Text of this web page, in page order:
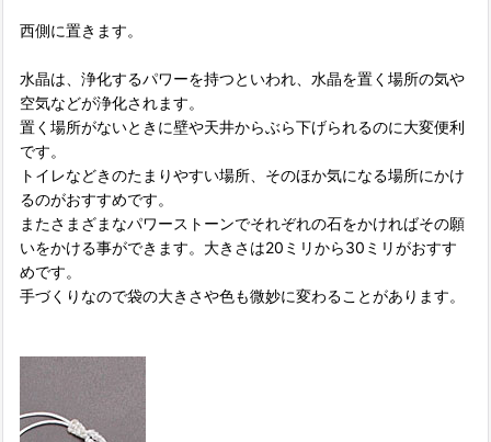
西側に置きます。
水晶は、浄化するパワーを持つといわれ、水晶を置く場所の気や
空気などが浄化されます。
置く場所がないときに壁や天井からぶら下げられるのに大変便利
です。
トイレなどきのたまりやすい場所、そのほか気になる場所にかけ
るのがおすすめです。
またさまざまなパワーストーンでそれぞれの石をかければその願
いをかける事ができます。大きさは20ミリから30ミリがおすす
めです。
手づくりなので袋の大きさや色も微妙に変わることがあります。